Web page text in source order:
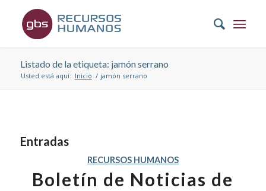
Listado de la etiqueta: jamón serrano
Usted está aquí: Inicio / jamón serrano
Entradas
RECURSOS HUMANOS
Boletín de Noticias de